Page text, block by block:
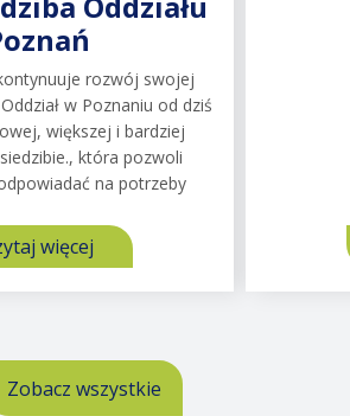
rozwój swojej
w Poznaniu od dziś
większej i bardziej
która pozwoli
na potrzeby
więcej
Nowa
Poznań
Zobacz wszystkie
podstawowa w
w Holandii. Ze
sale lekcyjne. Klient
które nie tylko
zostanie
więcej
Szkoła
Het
-